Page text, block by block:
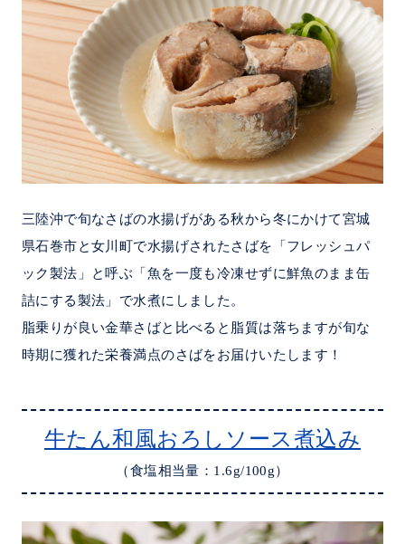
三陸沖で旬なさばの水揚げがある秋から冬にかけて宮城
県石巻市と女川町で水揚げされたさばを「フレッシュパ
ック製法」と呼ぶ「魚を一度も冷凍せずに鮮魚のまま缶
詰にする製法」で水煮にしました。
脂乗りが良い金華さばと比べると脂質は落ちますが旬な
時期に獲れた栄養満点のさばをお届けいたします！
牛たん和風おろしソース煮込み
（食塩相当量：1.6g/100g）